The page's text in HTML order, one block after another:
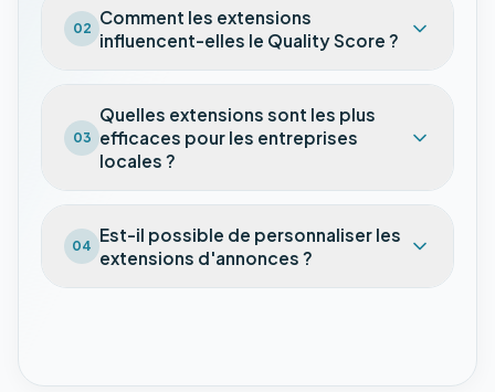
02
Comment les extensions
influencent-elles le Quality Score ?
03
Quelles extensions sont les plus
efficaces pour les entreprises
locales ?
04
Est-il possible de personnaliser les
extensions d'annonces ?